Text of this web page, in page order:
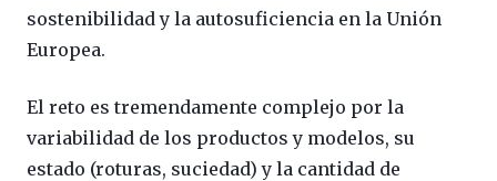
sostenibilidad y la autosuficiencia en la Unión
Europea.
El reto es tremendamente complejo por la
variabilidad de los productos y modelos, su
estado (roturas, suciedad) y la cantidad de